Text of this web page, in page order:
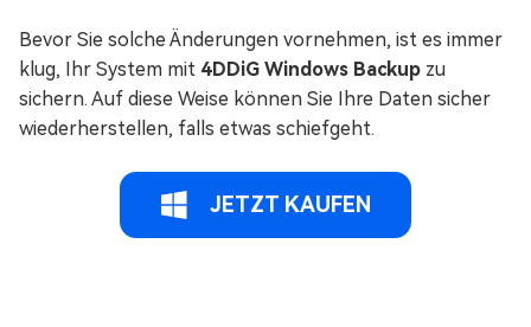
Bevor Sie solche Änderungen vornehmen, ist es immer
klug, Ihr System mit 4DDiG Windows Backup zu
sichern. Auf diese Weise können Sie Ihre Daten sicher
wiederherstellen, falls etwas schiefgeht.
JETZT KAUFEN